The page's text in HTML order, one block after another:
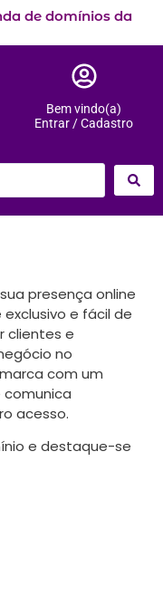
de domínios da
Bem vindo(a)
Entrar / Cadastro
presença online
e fácil de
clientes e
no
com um
comunica
acesso.
e destaque-se